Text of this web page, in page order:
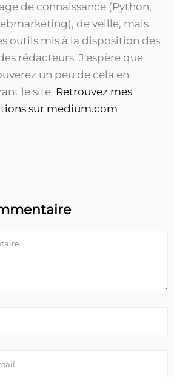
de connaissance (Python,
de veille, mais
outils mis à la disposition des
rédacteurs. J'espère que
un peu de cela en
le site. Retrouvez mes
sur medium.com